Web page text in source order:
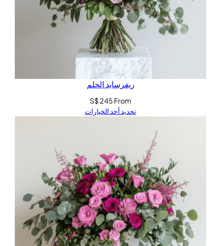
ريفرسايد الحلم
From
S$245
تحديد أحد الخيارات